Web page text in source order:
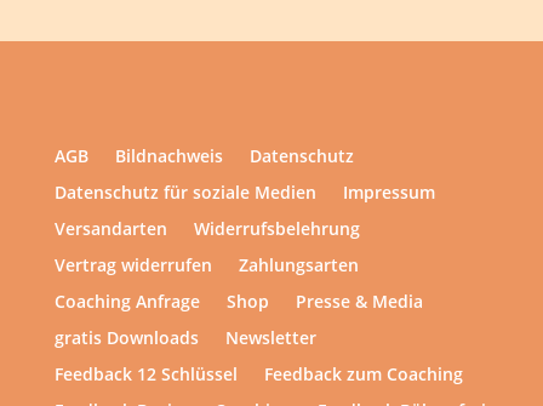
AGB Bildnachweis
Datenschutz
Datenschutz für soziale Medien
Impressum
Versandarten
Widerrufsbelehrung
Vertrag widerrufen
Zahlungsarten
Coaching Anfrage
Shop
Presse & Media
gratis Downloads
Newsletter
Feedback 12 Schlüssel
Feedback zum Coaching